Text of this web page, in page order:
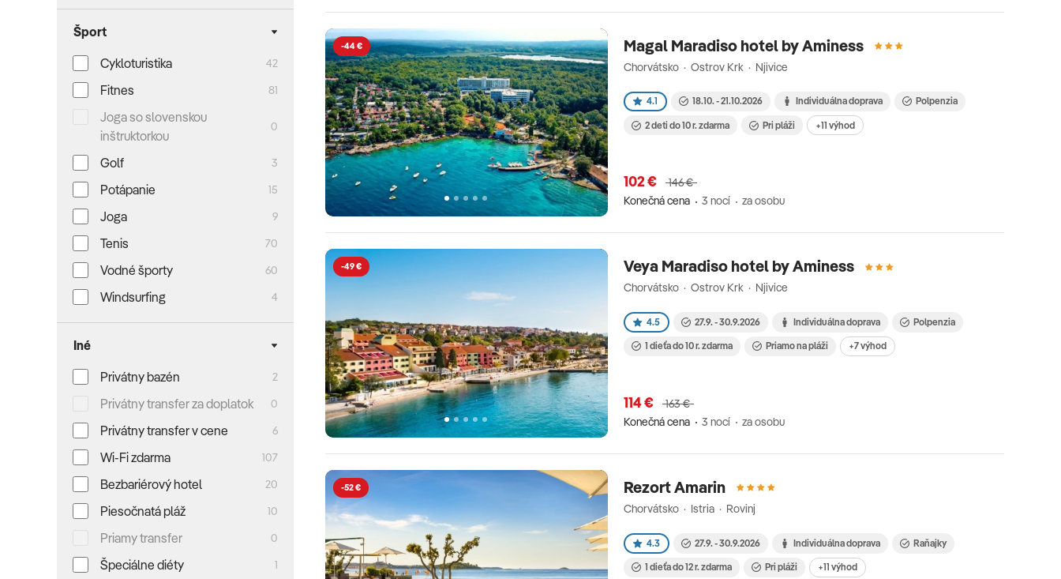
-44 € Magal Maradiso hotel by Aminess
Chorvátsko · Ostrov Krk · Njivice
4.1 18.10. - 21.10.2026 Individuálna doprava Polpenzia
2 deti do 10 r. zdarma Pri pláži +11 výhod
102 €
146 €
Konečná cena
3 nocí za osobu
-49 € Veya Maradiso hotel by Aminess
Chorvátsko · Ostrov Krk · Njivice
4.5 27.9. - 30.9.2026 Individuálna doprava Polpenzia
1 dieťa do 10 r. zdarma Priamo na pláži +7 výhod
114 €
163 €
Konečná cena
3 nocí za osobu
-52 € Rezort Amarin
Chorvátsko · Istria · Rovinj
4.3 27.9. - 30.9.2026 Individuálna doprava Raňajky
1 dieťa do 12 r. zdarma Pri pláži +11 výhod
Šport
Cykloturistika
42
Fitnes 81
Joga so slovenskou
inštruktorkou
0
Golf 3
Potápanie 15
Joga 9
Tenis 70
Vodné športy 60
Windsurfing 4
Iné
Privátny bazén
2
Privátny transfer za doplatok 0
Privátny transfer v cene 6
Wi-Fi zdarma 107
Bezbariérový hotel 20
Piesočnatá pláž 10
Priamy transfer 0
Špeciálne diéty 1